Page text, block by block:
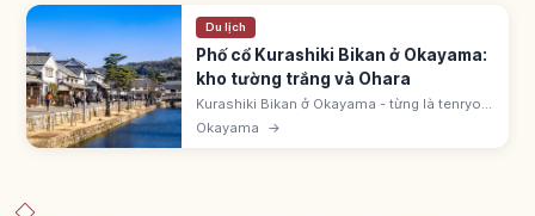
Du lịch
Phố cổ Kurashiki Bikan ở Okayama:
kho tường trắng và Ohara
Kurashiki Bikan ở Okayama - từng là tenryo
Mạc phủ Edo. Kho tường trắng dọc sông
Kurashiki. Du thuyền Kawabune ~600m 20
Okayama →